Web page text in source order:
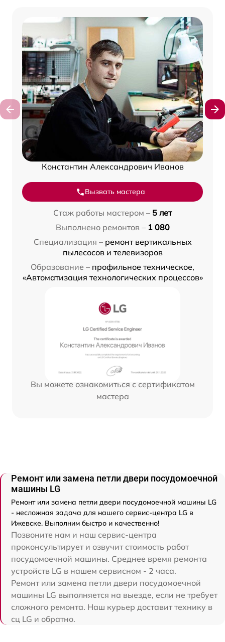
Константин Александрович Иванов
Вызвать мастера
Стаж работы мастером – 5 лет
Выполнено ремонтов – 1 080
Специализация – ремонт вертикальных
пылесосов и телевизоров
Образование – профильное техническое,
«Автоматизация технологических процессов»
Вы можете ознакомиться с сертификатом
мастера
Ремонт или замена петли двери посудомоечной
машины LG
Ремонт или замена петли двери посудомоечной машины LG
- несложная задача для нашего сервис-центра LG в
Ижевске. Выполним быстро и качественно!
Позвоните нам и наш сервис-центра
проконсультирует и озвучит стоимость работ
посудомоечной машины. Среднее время ремонта
устройств LG в нашем сервисном - 2 часа.
Ремонт или замена петли двери посудомоечной
машины LG выполняется на выезде, если не требует
сложного ремонта. Наш курьер доставит технику в
сц LG и обратно.